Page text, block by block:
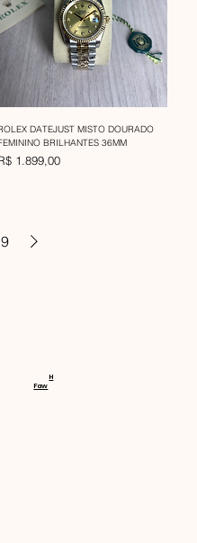
DATEJUST MISTO DOURADO
BRILHANTES 36MM
1.899,00
9
Faw
H